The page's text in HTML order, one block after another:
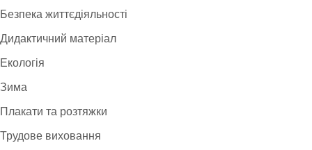
Безпека життєдіяльності
Дидактичний матеріал
Екологія
Зима
Плакати та розтяжки
Трудове виховання